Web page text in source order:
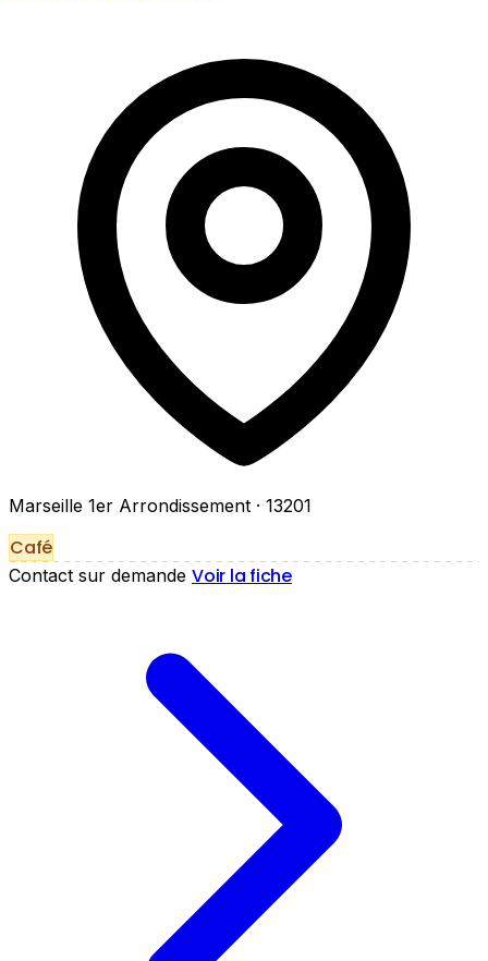
Marseille 1er Arrondissement · 13201
Café
Contact sur demande Voir la fiche